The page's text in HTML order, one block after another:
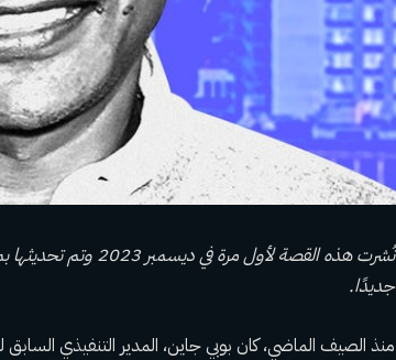
جديدًا.
منذ الصيف الماضي، كان بوبي جاين، المدير التنفيذي